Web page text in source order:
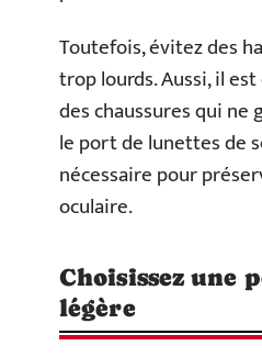
Toutefois, évitez des
trop lourds. Aussi, il
des chaussures qui ne
le port de lunettes de
nécessaire pour
oculaire.
Choisissez une
légère